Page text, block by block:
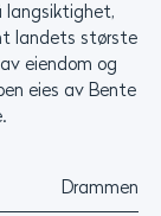
langsiktighet,
landets største
eiendom og
eies av Bente
Drammen